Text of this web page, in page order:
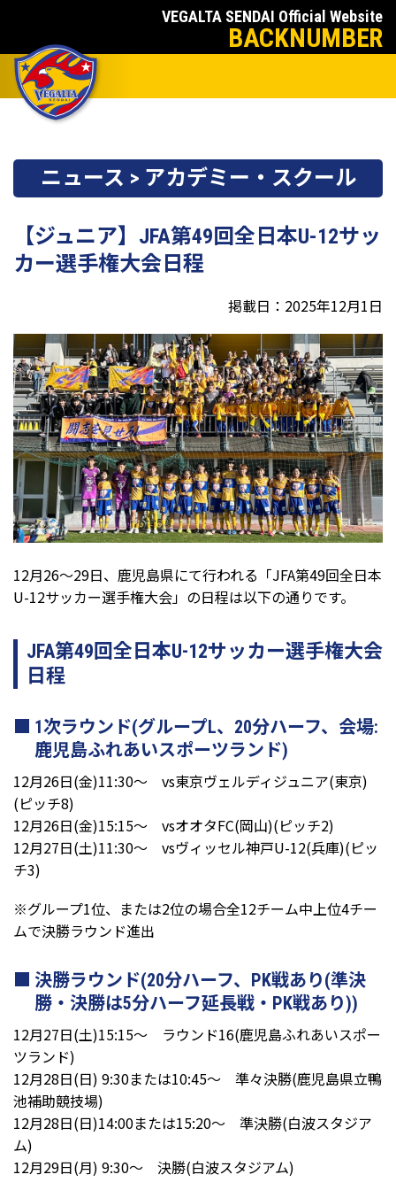
VEGALTA SENDAI Official Website
BACKNUMBER
ニュース > アカデミー・スクール
【ジュニア】JFA第49回全日本U-12サッ
カー選手権大会日程
掲載日：2025年12月1日
12月26～29日、鹿児島県にて行われる「JFA第49回全日本
U-12サッカー選手権大会」の日程は以下の通りです。
JFA第49回全日本U-12サッカー選手権大会
日程
1次ラウンド(グループL、20分ハーフ、会場:
鹿児島ふれあいスポーツランド)
12月26日(金)11:30～ vs東京ヴェルディジュニア(東京)
(ピッチ8)
12月26日(金)15:15～ vsオオタFC(岡山)(ピッチ2)
12月27日(土)11:30～ vsヴィッセル神戸U-12(兵庫)(ピッ
チ3)
※グループ1位、または2位の場合全12チーム中上位4チー
ムで決勝ラウンド進出
決勝ラウンド(20分ハーフ、PK戦あり(準決
勝・決勝は5分ハーフ延長戦・PK戦あり))
12月27日(土)15:15～ ラウンド16(鹿児島ふれあいスポー
ツランド)
12月28日(日) 9:30または10:45～ 準々決勝(鹿児島県立鴨
池補助競技場)
12月28日(日)14:00または15:20～ 準決勝(白波スタジア
ム)
12月29日(月) 9:30～ 決勝(白波スタジアム)